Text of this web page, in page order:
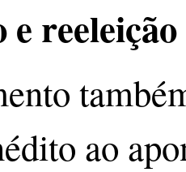
reeleição
ao